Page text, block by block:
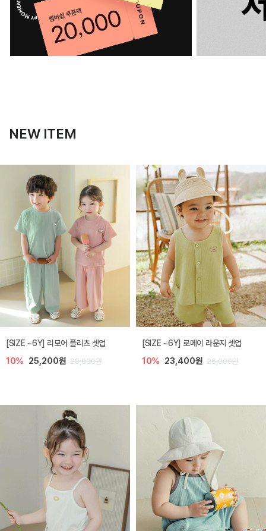
NEW ITEM
[SIZE ~6Y] 리모어 플리츠 셋업
10% 25,200원 28,000원
[SIZE ~6Y] 로메이 라운지 셋업
10% 23,400원 26,000원